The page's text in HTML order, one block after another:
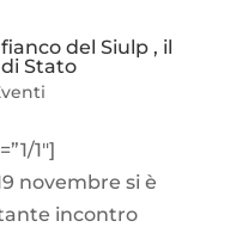
del Siulp , il
Stato
1″]
novembre si è
incontro